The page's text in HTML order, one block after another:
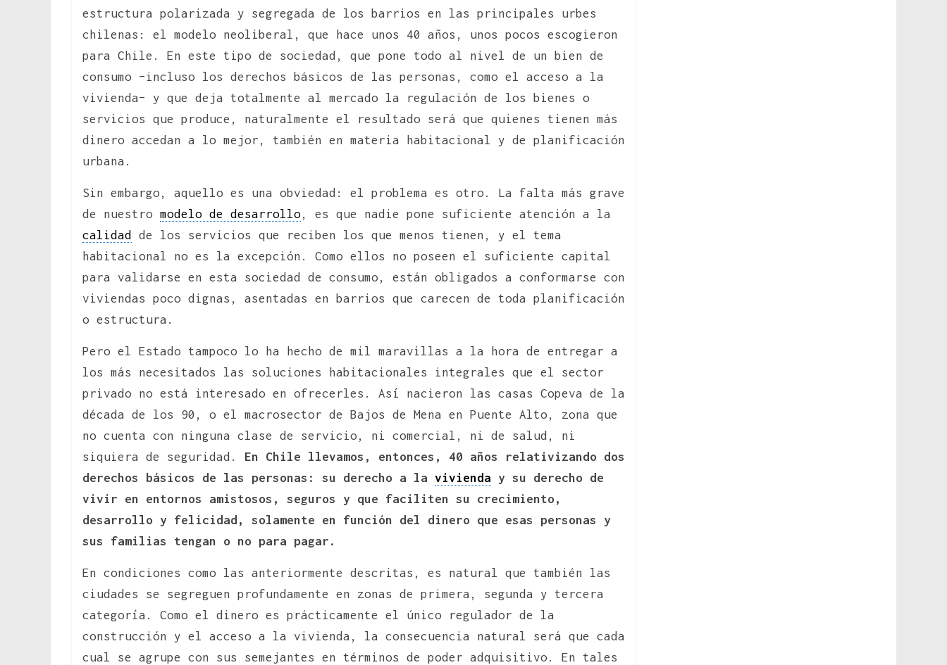
estructura polarizada y segregada de los barrios en las principales urbes
chilenas: el modelo neoliberal, que hace unos 40 años, unos pocos escogieron
para Chile. En este tipo de sociedad, que pone todo al nivel de un bien de
consumo –incluso los derechos básicos de las personas, como el acceso a la
vivienda– y que deja totalmente al mercado la regulación de los bienes o
servicios que produce, naturalmente el resultado será que quienes tienen más
dinero accedan a lo mejor, también en materia habitacional y de planificación
urbana.
Sin embargo, aquello es una obviedad: el problema es otro. La falta más grave
de nuestro modelo de desarrollo, es que nadie pone suficiente atención a la
calidad de los servicios que reciben los que menos tienen, y el tema
habitacional no es la excepción. Como ellos no poseen el suficiente capital
para validarse en esta sociedad de consumo, están obligados a conformarse con
viviendas poco dignas, asentadas en barrios que carecen de toda planificación
o estructura.
Pero el Estado tampoco lo ha hecho de mil maravillas a la hora de entregar a
los más necesitados las soluciones habitacionales integrales que el sector
privado no está interesado en ofrecerles. Así nacieron las casas Copeva de la
década de los 90, o el macrosector de Bajos de Mena en Puente Alto, zona que
no cuenta con ninguna clase de servicio, ni comercial, ni de salud, ni
siquiera de seguridad. En Chile llevamos, entonces, 40 años relativizando dos
derechos básicos de las personas: su derecho a la vivienda y su derecho de
vivir en entornos amistosos, seguros y que faciliten su crecimiento,
desarrollo y felicidad, solamente en función del dinero que esas personas y
sus familias tengan o no para pagar.
En condiciones como las anteriormente descritas, es natural que también las
ciudades se segreguen profundamente en zonas de primera, segunda y tercera
categoría. Como el dinero es prácticamente el único regulador de la
construcción y el acceso a la vivienda, la consecuencia natural será que cada
cual se agrupe con sus semejantes en términos de poder adquisitivo. En tales